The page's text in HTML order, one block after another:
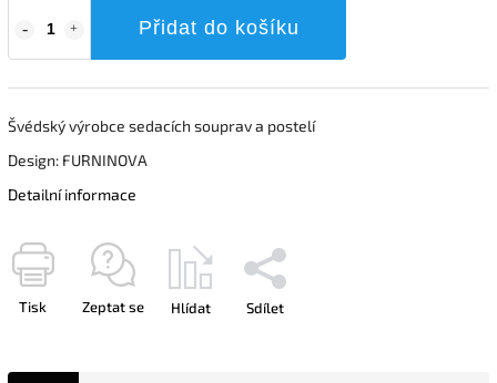
Přidat do košíku
Švédský výrobce sedacích souprav a postelí
Design: FURNINOVA
Detailní informace
Tisk Zeptat se Hlídat Sdílet